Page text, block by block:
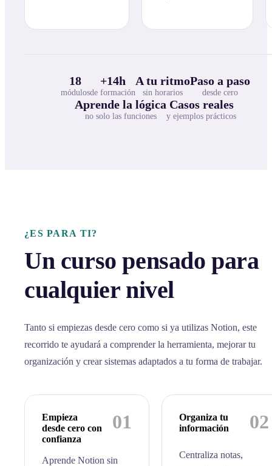
18
módulos
+14h
de formación
A tu ritmo
sin horarios
Paso a paso
desde cero
Aprende la lógica
no solo las funciones
Casos reales
y ejemplos prácticos
¿ES PARA TI?
Un curso pensado para
cualquier nivel
Tanto si empiezas desde cero como si ya utilizas Notion, este
recorrido te ayudará a comprender la herramienta, mejorar tu
organización y crear sistemas adaptados a tu forma de trabajar.
01
Empieza
desde cero con
confianza
Aprende Notion sin
02
Organiza tu
información
Centraliza notas,